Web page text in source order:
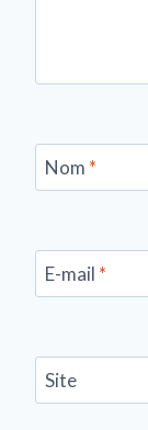
Nom *
E-mail *
Site